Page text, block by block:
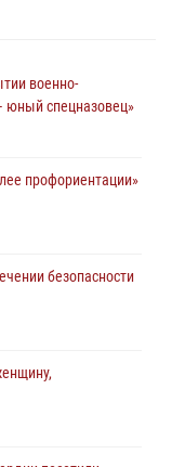
военно-
юный спецназовец»
профориентации»
безопасности